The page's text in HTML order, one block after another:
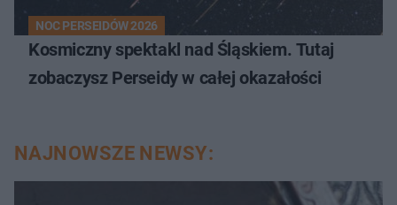
NOC PERSEIDÓW 2026
Kosmiczny spektakl nad Śląskiem. Tutaj
zobaczysz Perseidy w całej okazałości
NAJNOWSZE NEWSY: